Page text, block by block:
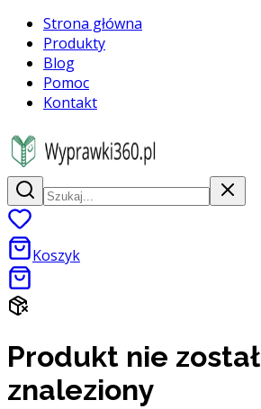
Strona główna
Produkty
Blog
Pomoc
Kontakt
Koszyk
Produkt nie został
znaleziony